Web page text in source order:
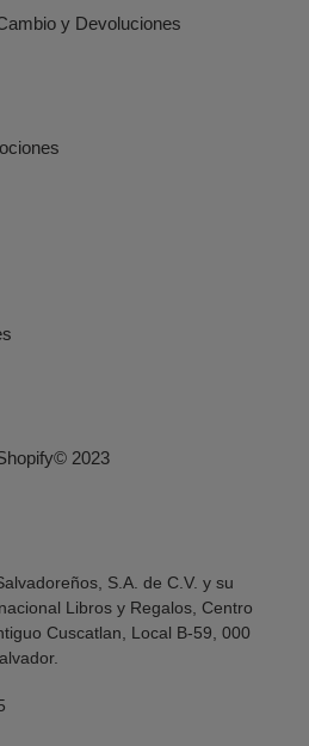
y Devoluciones
2023
S.A. de C.V. y su
Libros y Regalos, Centro
Cuscatlan, Local B-59, 000